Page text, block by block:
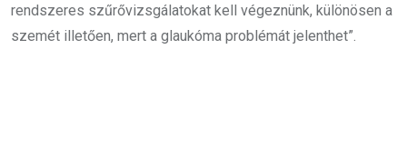
rendszeres szűrővizsgálatokat kell végeznünk, különösen a
szemét illetően, mert a glaukóma problémát jelenthet”.